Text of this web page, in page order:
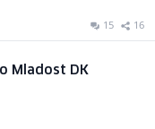
15 16
Mladost DK